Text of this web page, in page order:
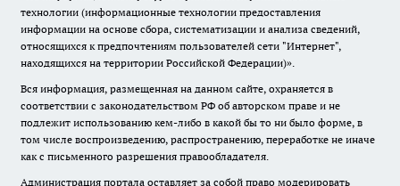
технологии (информационные технологии предоставления
информации на основе сбора, систематизации и анализа сведений,
относящихся к предпочтениям пользователей сети "Интернет",
находящихся на территории Российской Федерации)».
Вся информация, размещенная на данном сайте, охраняется в
соответствии с законодательством РФ об авторском праве и не
подлежит использованию кем-либо в какой бы то ни было форме, в
том числе воспроизведению, распространению, переработке не иначе
как с письменного разрешения правообладателя.
Администрация портала оставляет за собой право модерировать